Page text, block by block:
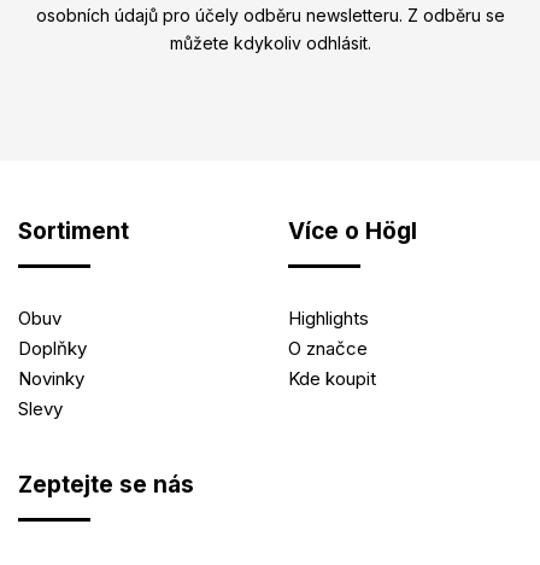
osobních údajů pro účely odběru newsletteru. Z odběru se
můžete kdykoliv odhlásit.
Sortiment
Obuv
Doplňky
Novinky
Slevy
Více o Högl
Highlights
O značce
Kde koupit
Zeptejte se nás